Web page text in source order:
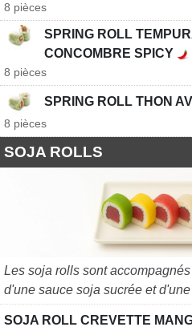
8 pièces
SPRING ROLL
CONCOMBRE SPICY
8 pièces
SPRING ROLL THON
8 pièces
SOJA ROLLS
Les soja rolls sont
d'une sauce soja sucrée et
SOJA ROLL CREVETTE